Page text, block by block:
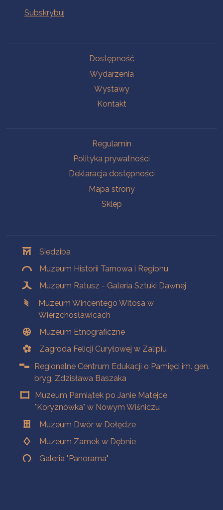
Dostępność
Wydarzenia
Wystawy
Kontakt
Regulamin
Polityka prywatności
Deklaracja dostępności
Mapa strony
Sklep
Siedziba
Muzeum Historii Tarnowa i Regionu
Muzeum Ratusz - Galeria Sztuki Dawnej
Muzeum Wincentego Witosa w
Wierzchosławicach
Muzeum Etnograficzne
Zagroda Felicji Curyłowej w Zalipiu
Regionalne Centrum Edukacji o Pamięci im. gen.
bryg. Zdzisława Baszaka
Muzeum Pamiątek po Janie Matejce
"Koryznówka" w Nowym Wiśniczu
Muzeum Dwór w Dołędze
Muzeum Zamek w Dębnie
Galeria "Panorama"